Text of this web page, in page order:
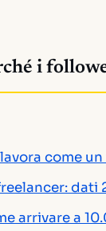
i
come
dati
arrivare a